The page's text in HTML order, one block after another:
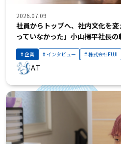
2026.07.09
社員からトップへ、社内文化を
っていなかった」小山揚平社長の
企業 インタビュー 株式会社FUJI
A.T